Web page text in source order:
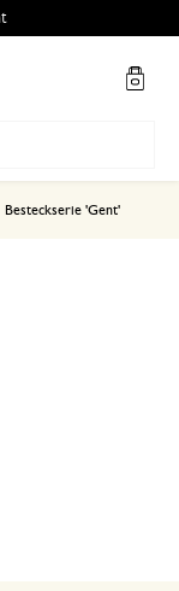
Besteckserie 'Gent'